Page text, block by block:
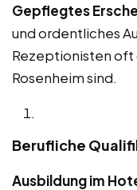
Gepflegtes
und ordentliches
Rezeptionisten oft
Rosenheim sind.
Berufliche
Ausbildung im